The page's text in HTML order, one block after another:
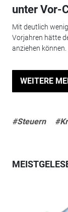
unter Vor-
Mit deutlich
Vorjahren hätte
anziehen können.
WEITERE
#Steuern